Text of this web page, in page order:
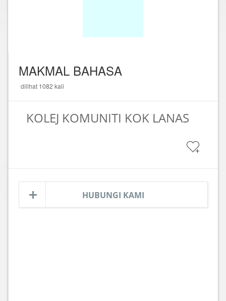
MAKMAL BAHASA
dilihat 1082 kali
KOLEJ KOMUNITI KOK LANAS
HUBUNGI KAMI